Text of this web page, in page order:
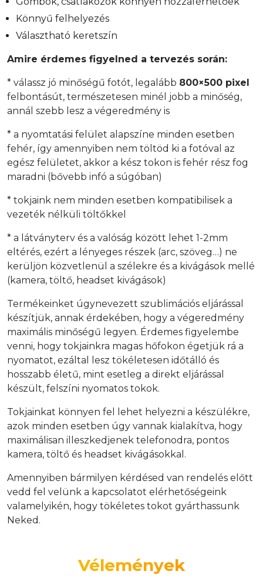
Könnyű felhelyezés
Választható keretszín
Amire érdemes figyelned a tervezés során:
* válassz jó minőségű fotót, legalább 800×500 pixel
felbontásút, természetesen minél jobb a minőség,
annál szebb lesz a végeredmény is
* a nyomtatási felület alapszíne minden esetben
fehér, így amennyiben nem töltöd ki a fotóval az
egész felületet, akkor a kész tokon is fehér rész fog
maradni (bővebb infó a súgóban)
* tokjaink nem minden esetben kompatibilisek a
vezeték nélküli töltőkkel
* a látványterv és a valóság között lehet 1-2mm
eltérés, ezért a lényeges részek (arc, szöveg…) ne
kerüljön közvetlenül a szélekre és a kivágások mellé
(kamera, töltő, headset kivágások)
Termékeinket úgynevezett szublimációs eljárással
készítjük, annak érdekében, hogy a végeredmény
maximális minőségű legyen. Érdemes figyelembe
venni, hogy tokjainkra magas hőfokon égetjük rá a
nyomatot, ezáltal lesz tökéletesen időtálló és
hosszabb életű, mint esetleg a direkt eljárással
készült, felszíni nyomatos tokok.
Tokjainkat könnyen fel lehet helyezni a készülékre,
azok minden esetben úgy vannak kialakítva, hogy
maximálisan illeszkedjenek telefonodra, pontos
kamera, töltő és headset kivágásokkal.
Amennyiben bármilyen kérdésed van rendelés előtt
vedd fel velünk a kapcsolatot elérhetőségeink
valamelyikén, hogy tökéletes tokot gyárthassunk
Neked.
Vélemények